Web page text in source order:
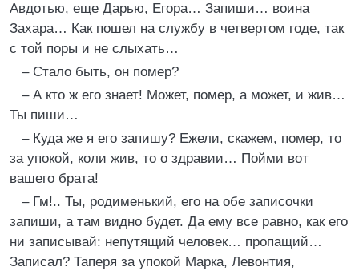
Авдотью, еще Дарью, Егора… Запиши… воина
Захара… Как пошел на службу в четвертом годе, так
с той поры и не слыхать…
– Стало быть, он помер?
– А кто ж его знает! Может, помер, а может, и жив…
Ты пиши…
– Куда же я его запишу? Ежели, скажем, помер, то
за упокой, коли жив, то о здравии… Пойми вот
вашего брата!
– Гм!.. Ты, родименький, его на обе записочки
запиши, а там видно будет. Да ему все равно, как его
ни записывай: непутящий человек… пропащий…
Записал? Таперя за упокой Марка, Левонтия,